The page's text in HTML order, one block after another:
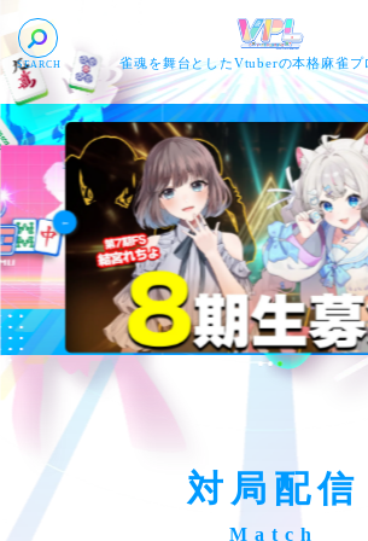
雀魂を舞台としたVtuberの本格麻雀プ
対局配信